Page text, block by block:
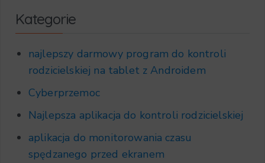
Kategorie
najlepszy darmowy program do kontroli
rodzicielskiej na tablet z Androidem
Cyberprzemoc
Najlepsza aplikacja do kontroli rodzicielskiej
aplikacja do monitorowania czasu
spędzanego przed ekranem